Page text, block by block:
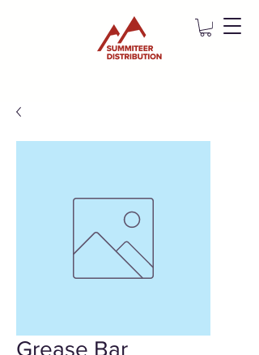
Grease Bar